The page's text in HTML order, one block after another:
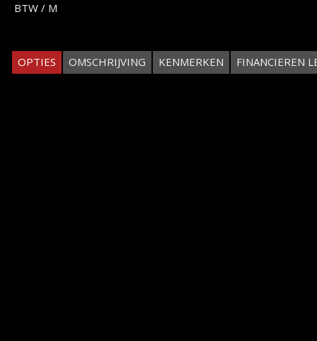
BTW / M
OPTIES OMSCHRIJVING KENMERKEN FINANCIEREN